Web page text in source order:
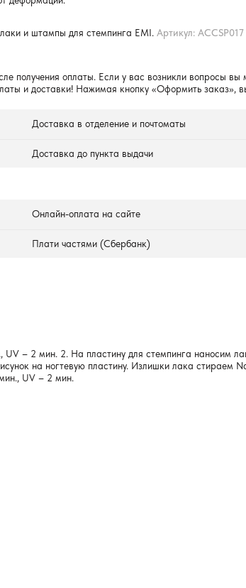
и штампы для стемпинга EMI. Артикул: ACCSP017
получения оплаты. Если у вас возникли вопросы вы
и доставки! Нажимая кнопку «Оформить заказ»,
Доставка в отделение и почтоматы
Доставка до пункта выдачи
Онлайн-оплата на сайте
Плати частями (Сбербанк)
– 2 мин. 2. На пластину для стемпинга наносим
на ногтевую пластину. Излишки лака стираем
UV – 2 мин.